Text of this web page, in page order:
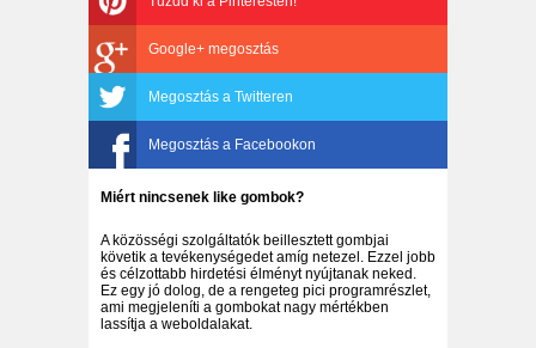
Google+ megosztás
Megosztás a Twitteren
Megosztás a Facebookon
Miért nincsenek like gombok?
A közösségi szolgáltatók beillesztett gombjai
követik a tevékenységedet amíg netezel. Ezzel jobb
és célzottabb hirdetési élményt nyújtanak neked.
Ez egy jó dolog, de a rengeteg pici programrészlet,
ami megjeleníti a gombokat nagy mértékben
lassítja a weboldalakat.